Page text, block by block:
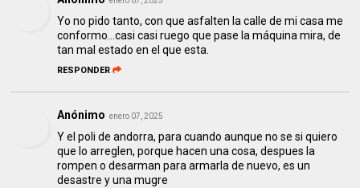
Yo no pido tanto, con que asfalten la calle de mi casa me
conformo...casi casi ruego que pase la máquina mira, de
tan mal estado en el que esta.
RESPONDER
Anónimo enero 07, 2025
Y el poli de andorra, para cuando aunque no se si quiero
que lo arreglen, porque hacen una cosa, despues la
rompen o desarman para armarla de nuevo, es un
desastre y una mugre